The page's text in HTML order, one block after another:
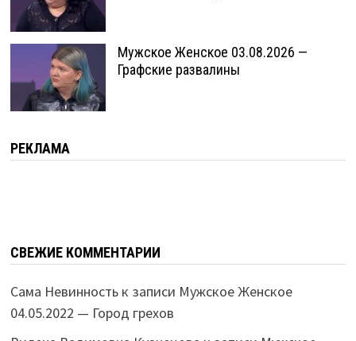
Мужское Женское 03.08.2026 —
Графские развалины
РЕКЛАМА
СВЕЖИЕ КОММЕНТАРИИ
Сама Невинностьк записи Мужское Женское
04.05.2022 — Город грехов